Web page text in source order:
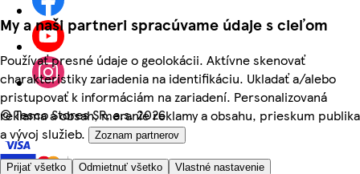
My a naši partneri spracúvame údaje s cieľom
Používať presné údaje o geolokácii. Aktívne skenovať
charakteristiky zariadenia na identifikáciu. Ukladať a/alebo
pristupovať k informáciám na zariadení. Personalizovaná
reklama a obsah, meranie reklamy a obsahu, prieskum publika
a vývoj služieb.
Zoznam partnerov
Prijať všetko Odmietnuť všetko Vlastné nastavenie
©Tesco Stores SR, a.s. 2026